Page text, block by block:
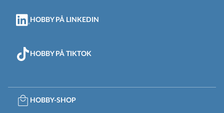
HOBBY PÅ LINKEDIN
HOBBY PÅ TIKTOK
HOBBY-SHOP